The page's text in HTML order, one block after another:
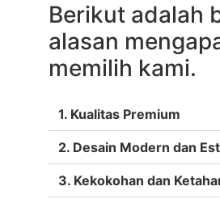
Berikut adalah
alasan
memilih kami.
1. Kualitas Premium
2. Desain Modern dan
3. Kekokohan dan